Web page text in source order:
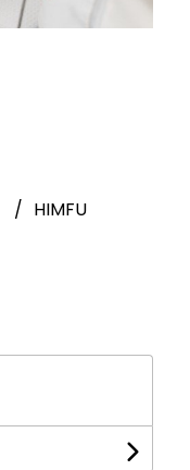
HIMFU